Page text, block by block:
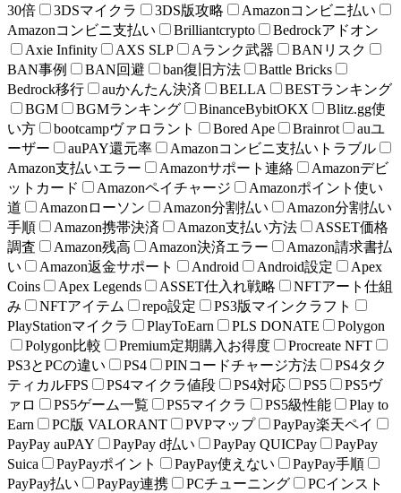
30倍
3DSマイクラ 3DS版攻略
Amazonコンビニ払い
Amazonコンビニ支払い
Brilliantcrypto
Bedrockアドオン
Axie Infinity
AXS SLP Aランク武器
BANリスク
BAN事例
BAN回避 ban復旧方法
Battle Bricks
Bedrock移行
auかんたん決済 BELLA
BESTランキング
BGM
BGMランキング BinanceBybitOKX
Blitz.gg使
い方
bootcampヴァロラント Bored Ape Brainrot
auユ
ーザー
auPAY還元率
Amazonコンビニ支払いトラブル
Amazon支払いエラー
Amazonサポート連絡
Amazonデビ
ットカード
Amazonペイチャージ
Amazonポイント使い
道
Amazonローソン Amazon分割払い
Amazon分割払い
手順
Amazon携帯決済 Amazon支払い方法
ASSET価格
調査
Amazon残高 Amazon決済エラー
Amazon請求書払
い
Amazon返金サポート Android Android設定
Apex
Coins
Apex Legends ASSET仕入れ戦略
NFTアート仕組
み
NFTアイテム repo設定
PS3版マインクラフト
PlayStationマイクラ
PlayToEarn PLS DONATE
Polygon
Polygon比較
Premium定期購入お得度
Procreate NFT
PS3とPCの違い
PS4 PINコードチャージ方法
PS4タク
ティカルFPS
PS4マイクラ値段 PS4対応 PS5
PS5ヴ
ァロ
PS5ゲーム一覧 PS5マイクラ PS5級性能
Play to
Earn
PC版 VALORANT PVPマップ
PayPay楽天ペイ
PayPay auPAY
PayPay d払い PayPay QUICPay
PayPay
Suica
PayPayポイント PayPay使えない
PayPay手順
PayPay払い
PayPay連携 PCチューニング
PCインスト